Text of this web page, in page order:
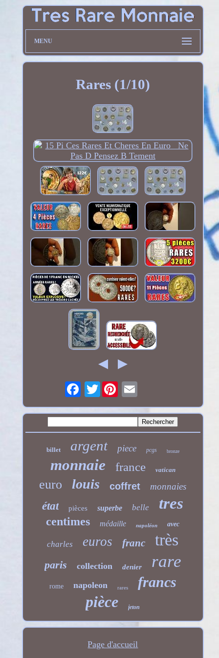
MENU
Rares (1/10)
Twitter
billet argent piece pcgs bronze
monnaie france vatican
euro louis coffret monnaies
état pièces superbe belle tres
centimes médaille napoléon avec
charles euros franc très
paris collection denier rare
rome napoleon rares francs
pièce jeton
Page d'accueil